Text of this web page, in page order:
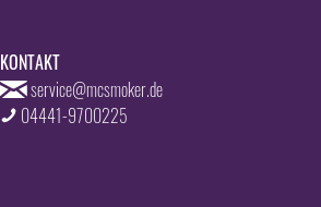
KONTAKT
service@mcsmoker.de
04441-9700225